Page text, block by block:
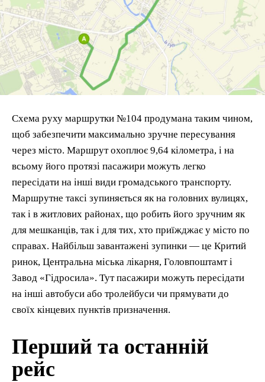
Схема руху маршрутки №104 продумана таким чином,
щоб забезпечити максимально зручне пересування
через місто. Маршрут охоплює 9,64 кілометра, і на
всьому його протязі пасажири можуть легко
пересідати на інші види громадського транспорту.
Маршрутне таксі зупиняється як на головних вулицях,
так і в житлових районах, що робить його зручним як
для мешканців, так і для тих, хто приїжджає у місто по
справах. Найбільш завантажені зупинки — це Критий
ринок, Центральна міська лікарня, Головпоштамт і
Завод «Гідросила». Тут пасажири можуть пересідати
на інші автобуси або тролейбуси чи прямувати до
своїх кінцевих пунктів призначення.
Перший та останній
рейс